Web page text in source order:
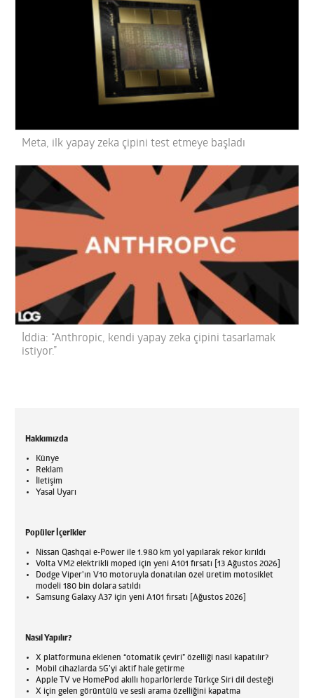
Meta, ilk yapay zeka çipini test etmeye başladı
İddia: “Anthropic, kendi yapay zeka çipini tasarlamak
istiyor.”
Hakkımızda
Künye
Reklam
İletişim
Yasal Uyarı
Popüler İçerikler
Nissan Qashqai e-Power ile 1.980 km yol yapılarak rekor kırıldı
Volta VM2 elektrikli moped için yeni A101 fırsatı [13 Ağustos 2026]
Dodge Viper'ın V10 motoruyla donatılan özel üretim motosiklet
modeli 180 bin dolara satıldı
Samsung Galaxy A37 için yeni A101 fırsatı [Ağustos 2026]
Nasıl Yapılır?
X platformuna eklenen “otomatik çeviri” özelliği nasıl kapatılır?
Mobil cihazlarda 5G’yi aktif hale getirme
Apple TV ve HomePod akıllı hoparlörlerde Türkçe Siri dil desteği
X için gelen görüntülü ve sesli arama özelliğini kapatma